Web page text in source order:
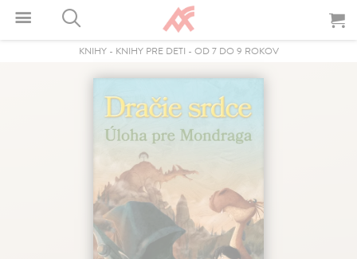
KNIHY- KNIHY PRE DETI - OD 7 DO 9 ROKOV